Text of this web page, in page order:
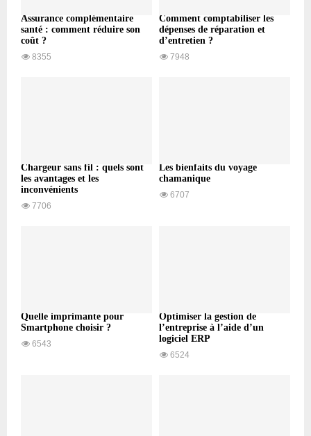
Assurance complémentaire
santé : comment réduire son
coût ?
8355
Comment comptabiliser les
dépenses de réparation et
d’entretien ?
7948
Chargeur sans fil : quels sont
les avantages et les
inconvénients
7706
Les bienfaits du voyage
chamanique
6707
Quelle imprimante pour
Smartphone choisir ?
6543
Optimiser la gestion de
l’entreprise à l’aide d’un
logiciel ERP
6524